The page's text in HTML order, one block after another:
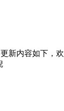
新内容如下，